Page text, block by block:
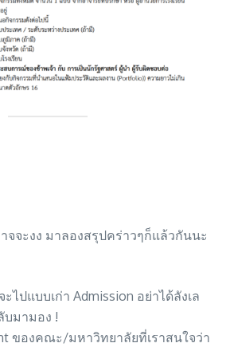
จจะงง มาลองสรุปคร่าวๆก็แล้วกันนะ
ไปแบบเก่า Admission อย่าได้ลังเล
บมามอง !
ของคณะ/มหาวิทยาลัยที่เราสนใจว่า